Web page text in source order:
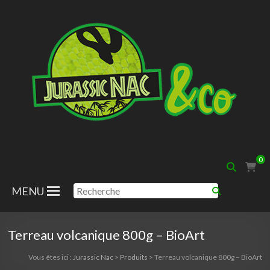
Nac
0
MENU
Terreau volcanique 800g – BioArt
Vous êtes ici : Jurassic Nac> Produits > Terreau volcanique 800g – BioArt